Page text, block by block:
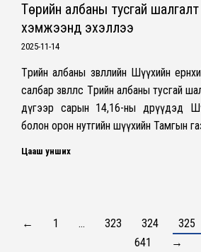
Төрийн албаны тусгай
хэмжээнд эхэллээ
2025-11-14
Төрийн албаны зөвлөлийн Шүүхийн
салбар зөвлөлөөс Төрийн албаны тусгай
дүгээр сарын 14,16-ны өдрүүдэд
болон орон нутгийн шүүхийн Тамгын
Цааш унших
← 1 … 323 324 325
641
→